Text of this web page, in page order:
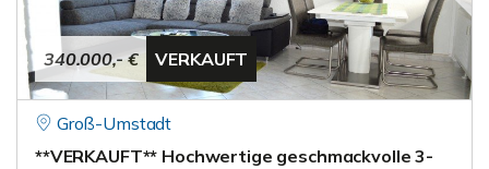
340.000,- € VERKAUFT
Groß-Umstadt
**VERKAUFT** Hochwertige geschmackvolle 3-